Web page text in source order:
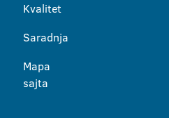
Kvalitet
Saradnja
Mapa
sajta